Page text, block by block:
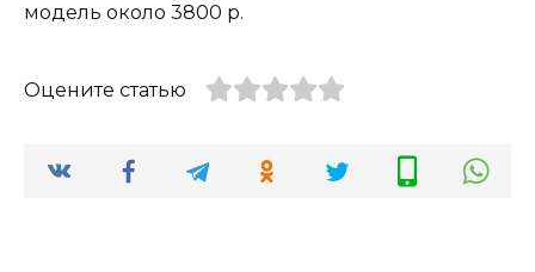
модель около 3800 р.
Оцените статью